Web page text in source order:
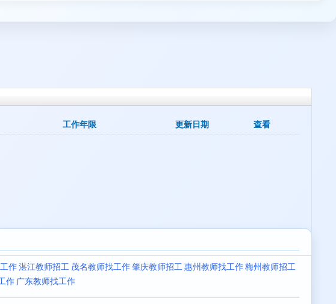
工作年限 更新日期 查看
作湛江教师招工 茂名教师找工作肇庆教师招工 惠州教师找工作梅州教师招工
作 广东教师找工作